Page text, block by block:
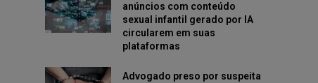
anúncios com conteúdo
sexual infantil gerado por IA
circularem em suas
plataformas
Advogado preso por suspeita